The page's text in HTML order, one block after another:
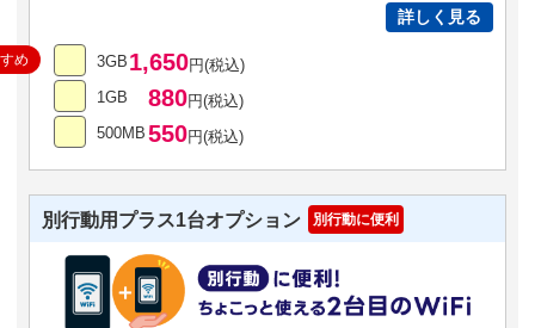
詳しく見る
3GB 1,650円(税込)
め
1GB 880円(税込)
500MB 550円(税込)
別行動用プラス1台オプション 別行動に便利